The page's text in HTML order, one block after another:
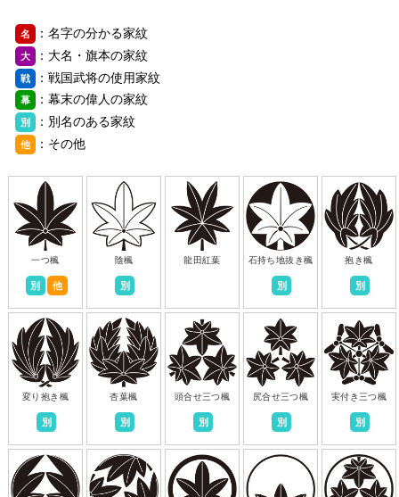
名 ：名字の分かる家紋
大 ：大名・旗本の家紋
戦 ：戦国武将の使用家紋
幕 ：幕末の偉人の家紋
別 ：別名のある家紋
他 ：その他
一つ楓
別 他
陰楓
別
龍田紅葉 石持ち地抜き楓
別
抱き楓
別
変り抱き楓
別
杏葉楓
別
頭合せ三つ楓
別
尻合せ三つ楓
別
実付き三つ楓
別